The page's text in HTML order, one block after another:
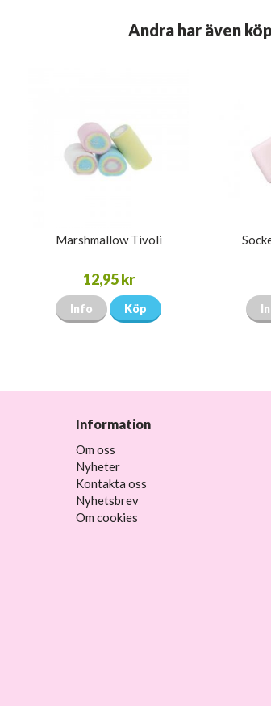
Andra har även
Marshmallow Tivoli
12,95 kr
Info Köp
Information
Om oss
Nyheter
Kontakta oss
Nyhetsbrev
Om cookies